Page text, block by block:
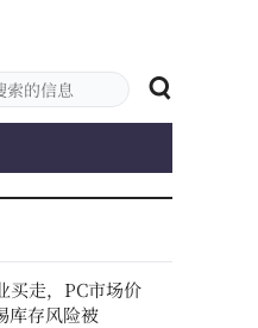
买走，PC市场价
库存风险被